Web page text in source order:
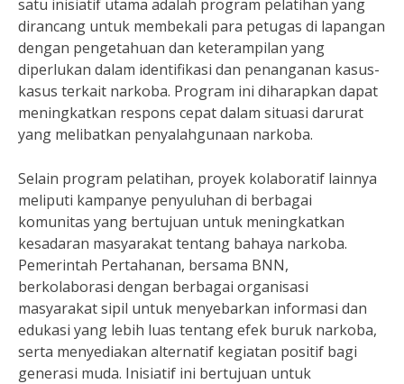
satu inisiatif utama adalah program pelatihan yang
dirancang untuk membekali para petugas di lapangan
dengan pengetahuan dan keterampilan yang
diperlukan dalam identifikasi dan penanganan kasus-
kasus terkait narkoba. Program ini diharapkan dapat
meningkatkan respons cepat dalam situasi darurat
yang melibatkan penyalahgunaan narkoba.
Selain program pelatihan, proyek kolaboratif lainnya
meliputi kampanye penyuluhan di berbagai
komunitas yang bertujuan untuk meningkatkan
kesadaran masyarakat tentang bahaya narkoba.
Pemerintah Pertahanan, bersama BNN,
berkolaborasi dengan berbagai organisasi
masyarakat sipil untuk menyebarkan informasi dan
edukasi yang lebih luas tentang efek buruk narkoba,
serta menyediakan alternatif kegiatan positif bagi
generasi muda. Inisiatif ini bertujuan untuk